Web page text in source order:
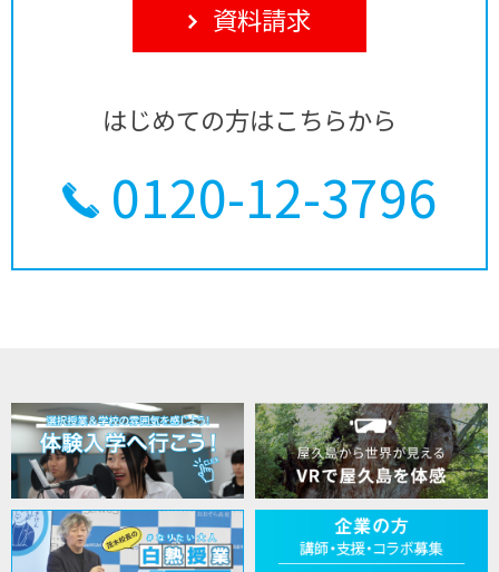
資料請求
はじめての方はこちらから
0120-12-3796